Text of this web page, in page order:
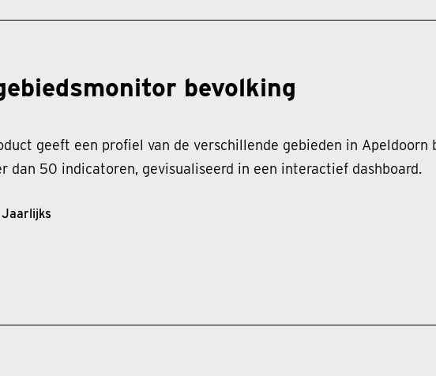
bevolking
geeft een profiel van de verschillende gebieden in Apeldoorn
dan 50 indicatoren, gevisualiseerd in een interactief dashboard.